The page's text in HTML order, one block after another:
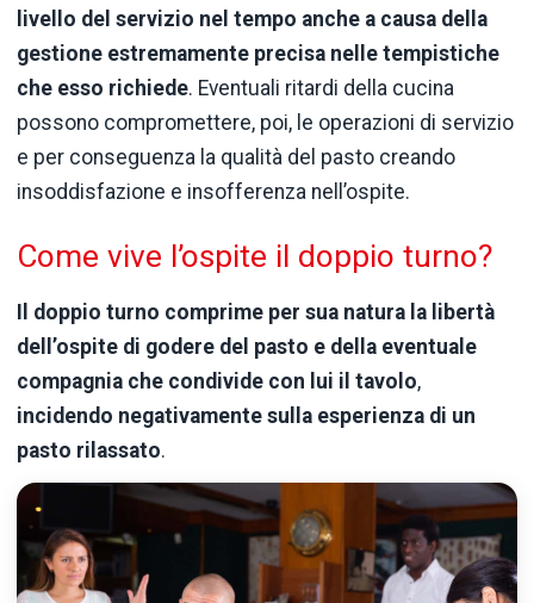
livello del servizio nel tempo anche a causa della
gestione estremamente precisa nelle tempistiche
che esso richiede. Eventuali ritardi della cucina
possono compromettere, poi, le operazioni di servizio
e per conseguenza la qualità del pasto creando
insoddisfazione e insofferenza nell’ospite.
Come vive l’ospite il doppio turno?
Il doppio turno comprime per sua natura la libertà
dell’ospite di godere del pasto e della eventuale
compagnia che condivide con lui il tavolo,
incidendo negativamente sulla esperienza di un
pasto rilassato.